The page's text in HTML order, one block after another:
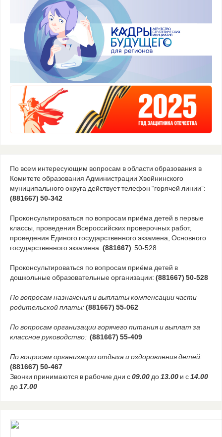
По всем интересующим вопросам в области образования в
Комитете образования Администрации Хвойнинского
муниципального округа действует телефон “горячей линии”:
(881667) 50-342
Проконсультироваться по вопросам приёма детей в первые
классы, проведения Всероссийских проверочных работ,
проведения Единого государственного экзамена, Основного
государственного экзамена: (881667) 50-528
Проконсультироваться по вопросам приёма детей в
дошкольные образовательные организации: (881667) 50-528
По вопросам назначения и выплаты компенсации части
родительской платы:(881667) 55-062
По вопросам организации горячего питания и выплат за
классное руководство:(881667) 55-409
По вопросам организации отдыха и оздоровления детей:
(881667) 50-467
Звонки принимаются в рабочие дни с09.00до13.00и с14.00
до17.00